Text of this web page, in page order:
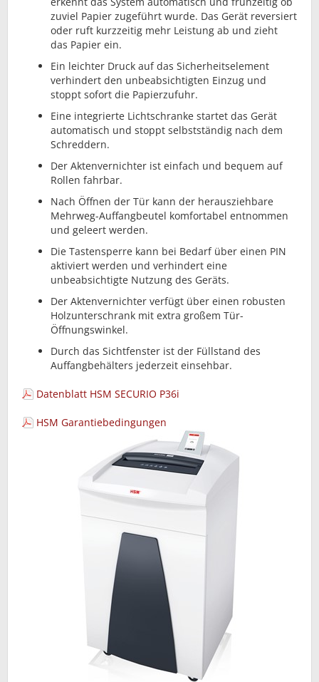
zuviel Papier zugeführt wurde. Das Gerät reversiert
oder ruft kurzzeitig mehr Leistung ab und zieht
das Papier ein.
Ein leichter Druck auf das Sicherheitselement
verhindert den unbeabsichtigten Einzug und
stoppt sofort die Papierzufuhr.
Eine integrierte Lichtschranke startet das Gerät
automatisch und stoppt selbstständig nach dem
Schreddern.
Der Aktenvernichter ist einfach und bequem auf
Rollen fahrbar.
Nach Öffnen der Tür kann der herausziehbare
Mehrweg-Auffangbeutel komfortabel entnommen
und geleert werden.
Die Tastensperre kann bei Bedarf über einen PIN
aktiviert werden und verhindert eine
unbeabsichtigte Nutzung des Geräts.
Der Aktenvernichter verfügt über einen robusten
Holzunterschrank mit extra großem Tür-
Öffnungswinkel.
Durch das Sichtfenster ist der Füllstand des
Auffangbehälters jederzeit einsehbar.
Datenblatt HSM SECURIO P36i
HSM Garantiebedingungen